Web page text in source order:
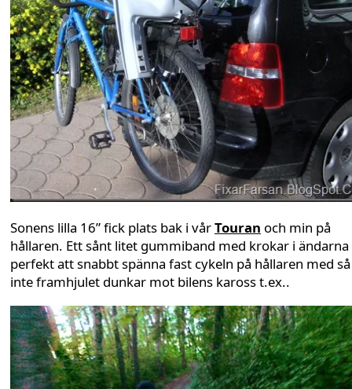
Sonens lilla 16” fick plats bak i vårTouran och min på
hållaren. Ett sånt litet gummiband med krokar i ändarna
perfekt att snabbt spänna fast cykeln på hållaren med
inte framhjulet dunkar mot bilens kaross t.ex..